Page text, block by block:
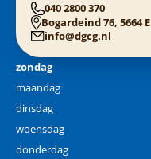
040 2800 370
Bogardeind 76, 5664
info@dgcg.nl
zondag
maandag
dinsdag
woensdag
donderdag